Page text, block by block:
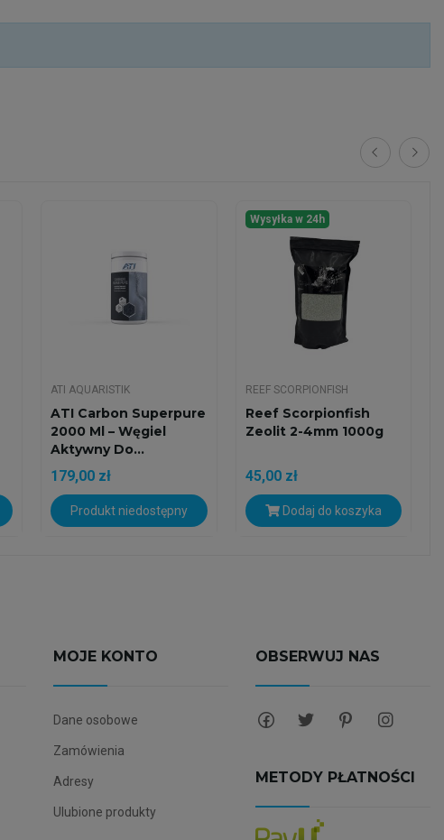
ATI AQUARISTIK
ATI Carbon Superpure
2000 Ml – Węgiel
Aktywny Do...
179,00 zł
Produkt niedostępny
Wysyłka w 24h
REEF SCORPIONFISH
Reef Scorpionfish
Zeolit 2-4mm 1000g
45,00 zł
Dodaj do koszyka
MOJE KONTO
Dane osobowe
Zamówienia
Adresy
Ulubione produkty
OBSERWUJ NAS
METODY PŁATNOŚCI